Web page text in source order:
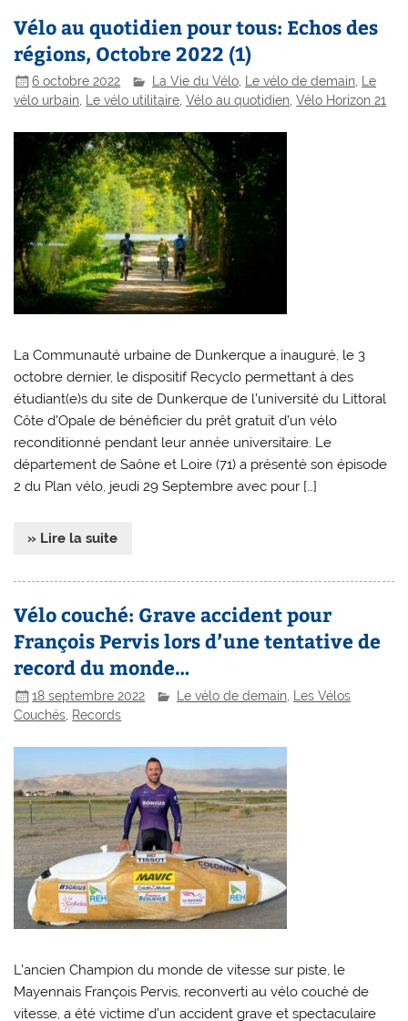
Vélo au quotidien pour tous: Echos des
régions, Octobre 2022 (1)
6 octobre 2022 La Vie du Vélo Le vélo de demain
Le
vélo urbain, Le vélo utilitaire,Vélo au quotidien,Vélo Horizon 21
La Communauté urbaine de Dunkerque a inauguré, le 3
octobre dernier, le dispositif Recyclo permettant à des
étudiant(e)s du site de Dunkerque de l’université du Littoral
Côte d’Opale de bénéficier du prêt gratuit d’un vélo
reconditionné pendant leur année universitaire. Le
département de Saône et Loire (71) a présenté son épisode
2 du Plan vélo, jeudi 29 Septembre avec pour […]
» Lire la suite
Vélo couché: Grave accident pour
François Pervis lors d’une tentative de
record du monde…
18 septembre 2022 Le vélo de demain
Les Vélos
Couchés, Records
L’ancien Champion du monde de vitesse sur piste, le
Mayennais François Pervis, reconverti au vélo couché de
vitesse, a été victime d’un accident grave et spectaculaire